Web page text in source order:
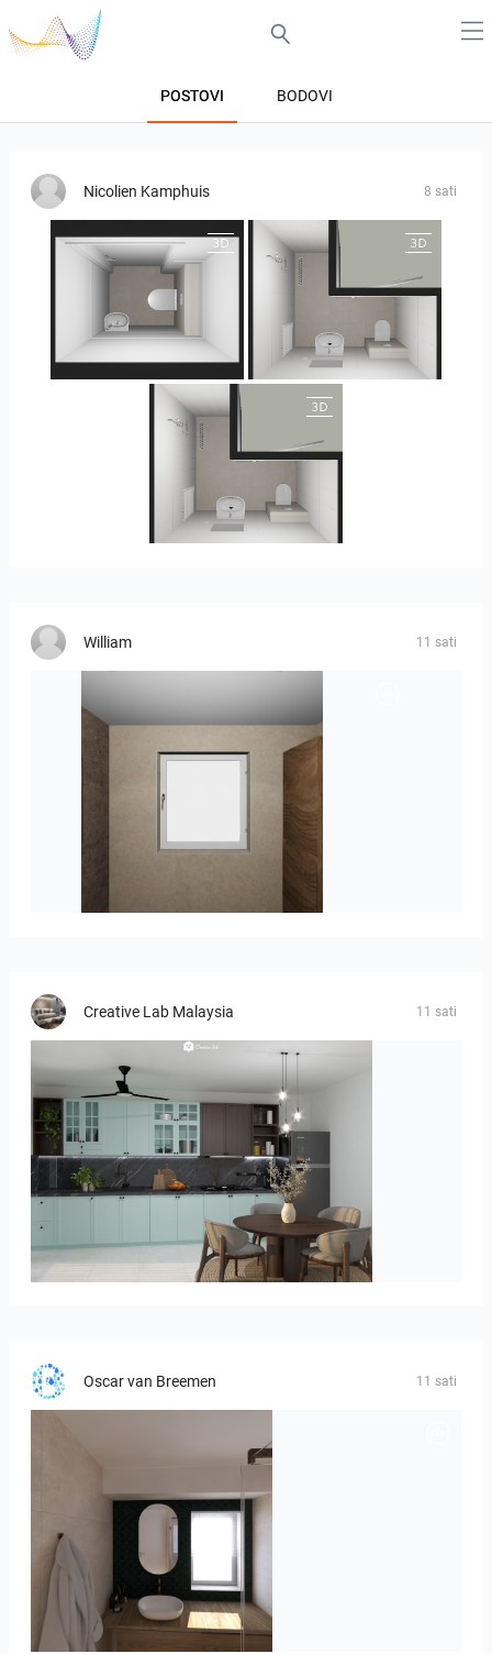
POSTOVI BODOVI
Nicolien Kamphuis 8 sati
25-5004 bnr. 05 25-5004 bnr. 05
25-5004 bnr. 05
William 11 sati
Creative Lab Malaysia 11 sati
HANIN_KITCHEN
Oscar van Breemen 11 sati
Badkamerhuis